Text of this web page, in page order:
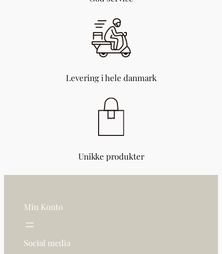
Levering i hele danmark
Unikke produkter
Min Konto
Social media